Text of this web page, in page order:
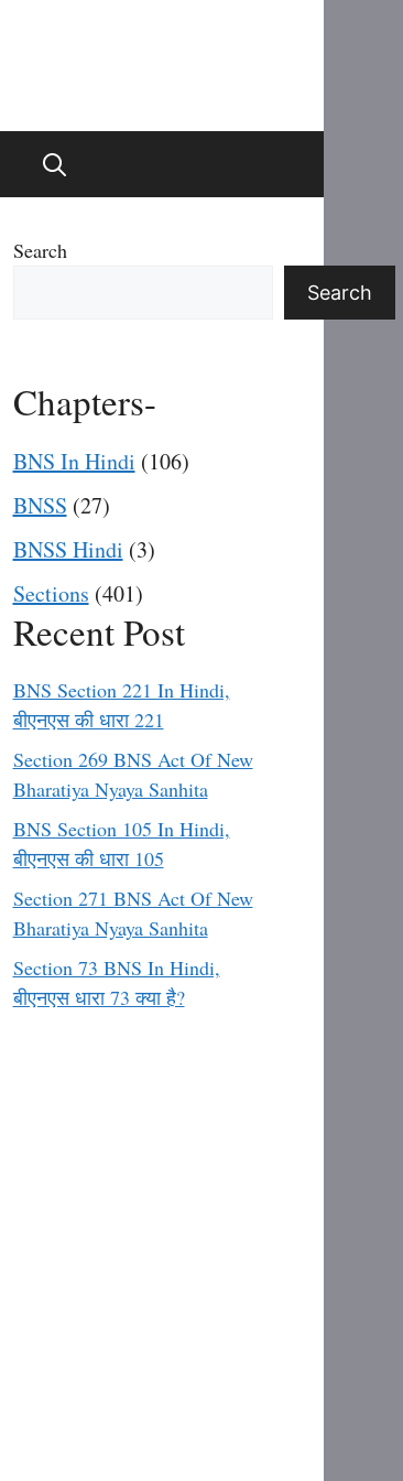
Search
Search
Chapters-
BNS In Hindi (106)
BNSS (27)
BNSS Hindi (3)
Sections (401)
Recent Post
BNS Section 221 In Hindi,
बीएनएस की धारा 221
Section 269 BNS Act Of New
Bharatiya Nyaya Sanhita
BNS Section 105 In Hindi,
बीएनएस की धारा 105
Section 271 BNS Act Of New
Bharatiya Nyaya Sanhita
Section 73 BNS In Hindi,
बीएनएस धारा 73 क्या है?